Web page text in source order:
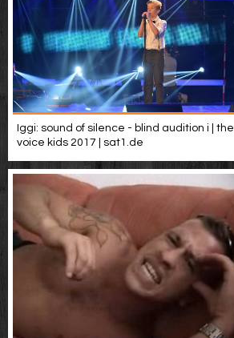
Iggi: sound of silence - blind audition i | the
voice kids 2017 | sat1.de